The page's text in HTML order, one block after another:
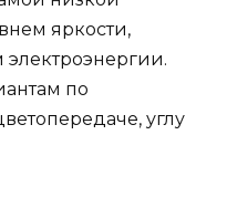
яркости,
по
углу